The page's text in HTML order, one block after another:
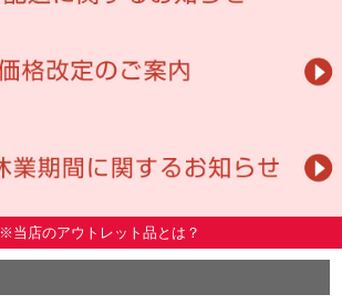
※当店のアウトレット品とは？